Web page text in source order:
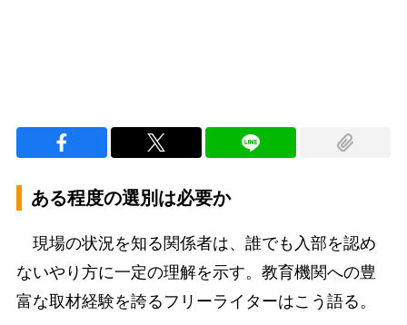
ある程度の選別は必要か
現場の状況を知る関係者は、誰でも入部を認め
ないやり方に一定の理解を示す。教育機関への豊
富な取材経験を誇るフリーライターはこう語る。